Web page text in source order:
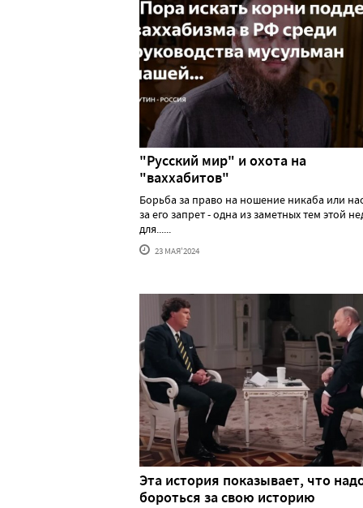
"Русский мир" и охота на
"ваххабитов"
Борьба за право на ношение никаба или
за его запрет - одна из заметных тем этой
для......
23 МАЯ'2024
Эта история показывает, что
бороться за свою историю